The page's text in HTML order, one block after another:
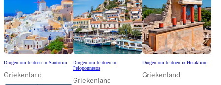
Dingen om te doen in Santorini
Griekenland
Dingen om te doen in
Peloponnesos
Griekenland
Dingen om te doen in Heraklion
Griekenland